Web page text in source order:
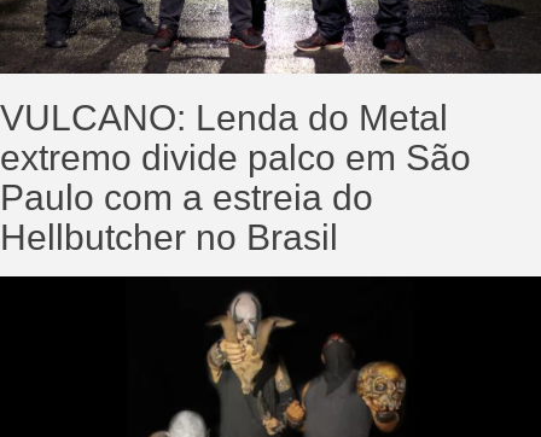
VULCANO: Lenda do Metal
extremo divide palco em São
Paulo com a estreia do
Hellbutcher no Brasil